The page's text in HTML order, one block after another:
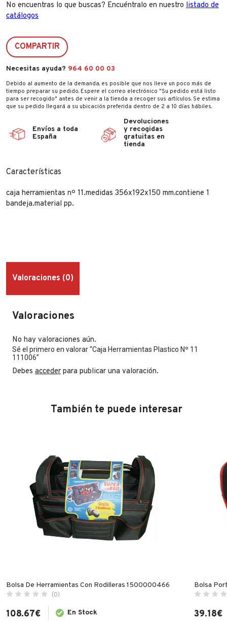
No encuentras lo que buscas? Encuéntralo en nuestro listado de
catálogos
COMPARTIR
Necesitas ayuda? 964 60 00 03
Debido al aumento de la demanda, es posible que nos lleve un poco más de
tiempo preparar su pedido. Espere el correo electrónico "Su pedido está listo
para ser recogido" antes de venir a la tienda a recoger sus artículos. Se estima
que su pedido llegará a su ubicación preferida dentro de 2 a 10 días hábiles.
Envíos a toda
España
Devoluciones
y recogidas
gratuitas en
tienda
Características
caja herramientas nº 11.medidas 356x192x150 mm.contiene 1
bandeja.material pp.
Valoraciones (0)
Valoraciones
No hay valoraciones aún.
Sé el primero en valorar “Caja Herramientas Plastico Nº 11
111006”
Debes acceder para publicar una valoración.
También te puede interesar
Bolsa De Herramientas Con Rodilleras 1500000466
(0)
108.67€ En Stock
Bolsa
39.18€